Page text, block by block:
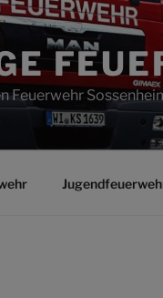
Feuerwehr